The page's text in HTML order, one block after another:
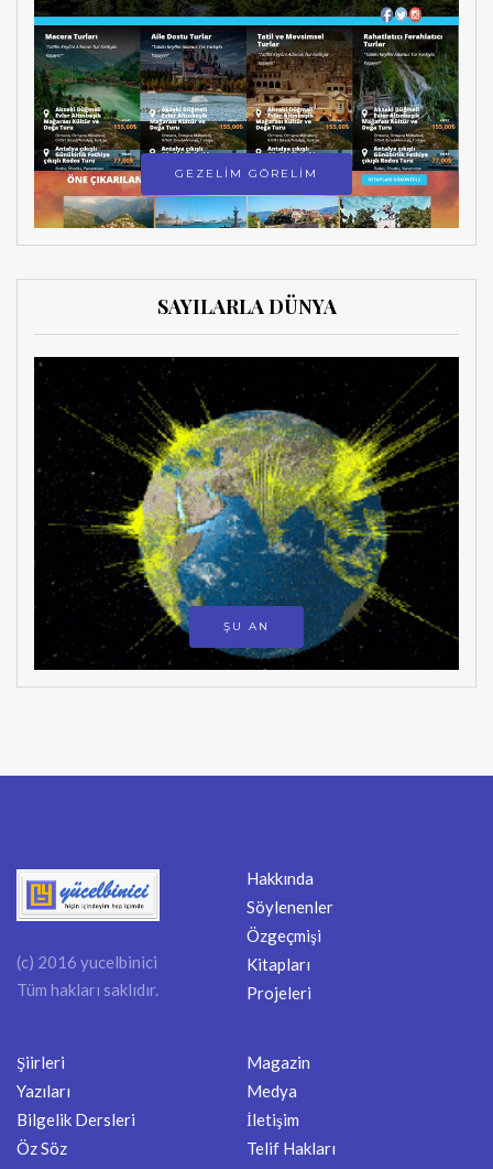
GEZELİM GÖRELİM
SAYILARLA DÜNYA
ŞU AN
(c) 2016 yucelbinici
Tüm hakları saklıdır.
Hakkında
Söylenenler
Özgeçmişi
Kitapları
Projeleri
Şiirleri
Yazıları
Bilgelik Dersleri
Öz Söz
Magazin
Medya
İletişim
Telif Hakları